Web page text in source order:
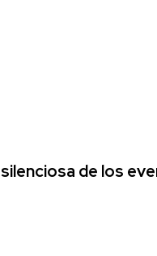
de los